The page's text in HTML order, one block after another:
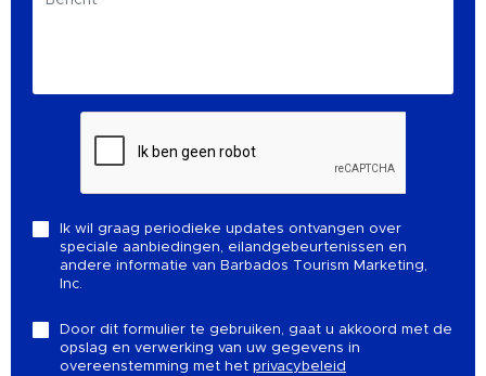
Ik wil graag periodieke updates ontvangen over
speciale aanbiedingen, eilandgebeurtenissen en
andere informatie van Barbados Tourism Marketing,
Inc.
Door dit formulier te gebruiken, gaat u akkoord met de
opslag en verwerking van uw gegevens in
overeenstemming met het privacybeleid